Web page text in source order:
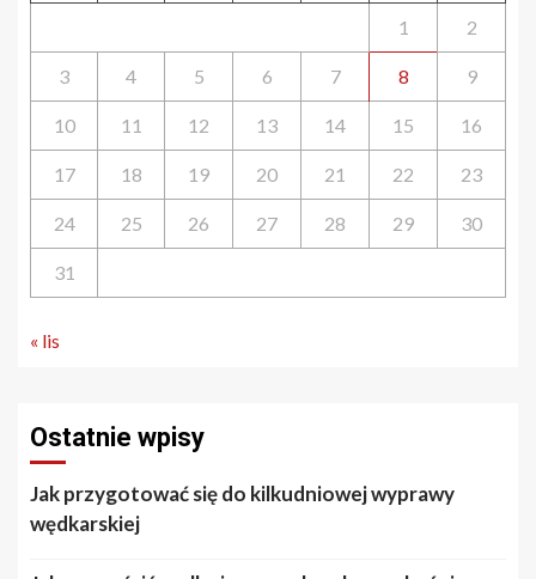
1 2
3 4 5 6 7 8 9
10 11 12 13 14 15 16
17 18 19 20 21 22 23
24 25 26 27 28 29 30
31
« lis
Ostatnie wpisy
Jak przygotować się do kilkudniowej wyprawy
wędkarskiej